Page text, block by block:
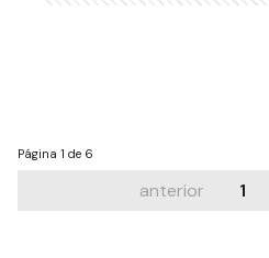
Página 1 de 6
anterior 1